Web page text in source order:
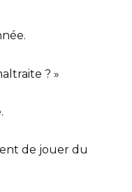
? »
de jouer du